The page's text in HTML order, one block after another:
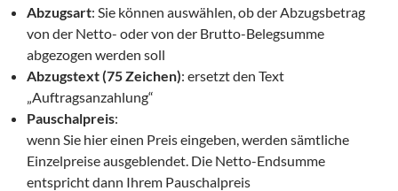
Abzugsart: Sie können auswählen, ob der Abzugsbetrag
von der Netto- oder von der Brutto-Belegsumme
abgezogen werden soll
Abzugstext (75 Zeichen): ersetzt den Text
„Auftragsanzahlung“
Pauschalpreis:
wenn Sie hier einen Preis eingeben, werden sämtliche
Einzelpreise ausgeblendet. Die Netto-Endsumme
entspricht dann Ihrem Pauschalpreis